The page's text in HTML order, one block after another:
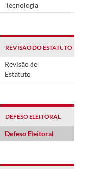
Tecnologia
REVISÃO DO ESTATUTO
Revisão do
Estatuto
DEFESO ELEITORAL
Defeso Eleitoral